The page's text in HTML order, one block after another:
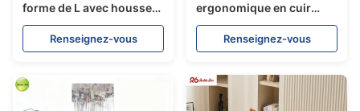
forme de L avec housse
en tissu gris pour
appartement OEM
Renseignez-vous
ergonomique en cuir
pleine fleur marron poli
anti-âgeRenseignez-vous